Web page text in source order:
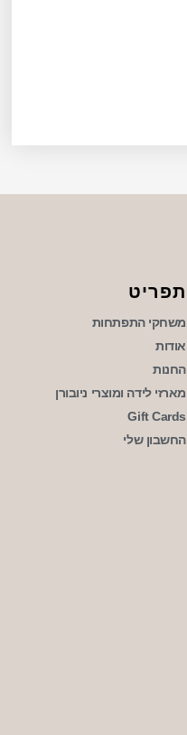
תפריט
משחקי התפתחות
אודות
החנות
מארזי לידה ומוצרי ניובורן
Gift Cards
החשבון שלי